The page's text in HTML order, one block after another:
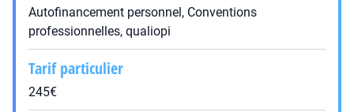
Autofinancement personnel, Conventions
professionnelles, qualiopi
Tarif particulier
245€